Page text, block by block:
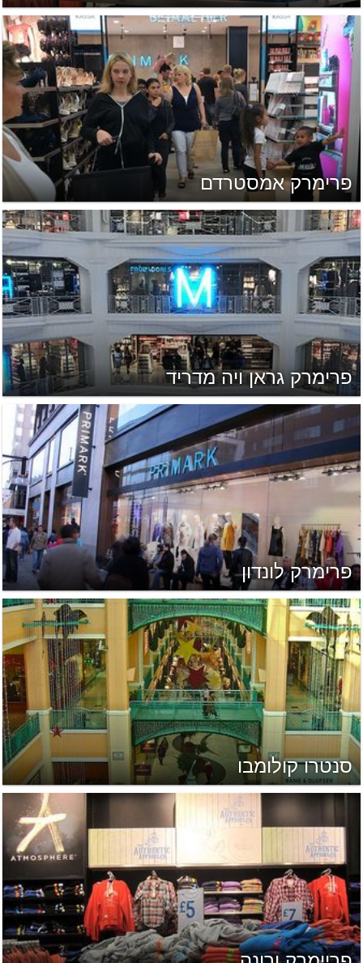
פרימרק אמסטרדם
פרימרק גראן ויה מדריד
פרימרק לונדון
סנטרו קולומבו